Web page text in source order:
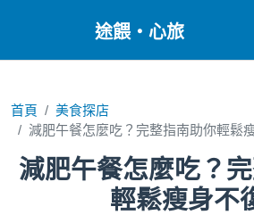
途餵・心旅
首頁
美食探店
減肥午餐怎麼吃？完整指南助你輕鬆
減肥午餐怎麼吃？
輕鬆瘦身不